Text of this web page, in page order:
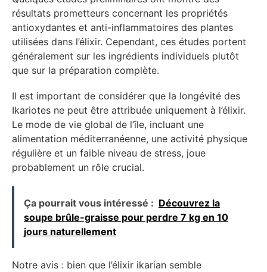
résultats prometteurs concernant les propriétés
antioxydantes et anti-inflammatoires des plantes
utilisées dans l’élixir. Cependant, ces études portent
généralement sur les ingrédients individuels plutôt
que sur la préparation complète.
Il est important de considérer que la longévité des
Ikariotes ne peut être attribuée uniquement à l’élixir.
Le mode de vie global de l’île, incluant une
alimentation méditerranéenne, une activité physique
régulière et un faible niveau de stress, joue
probablement un rôle crucial.
Ça pourrait vous intéressé : Découvrez la
soupe brûle-graisse pour perdre 7 kg en 10
jours naturellement
Notre avis : bien que l’élixir ikarian semble